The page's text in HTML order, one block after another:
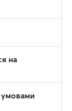
на
умовами